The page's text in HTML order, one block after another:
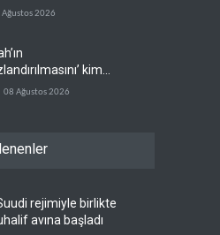
Ağustos 2026
kim
08 Ağustos 2026
yanıtı: Önce savaşı
silah şirketlerinin
rejimiyle birlikte
avına başladı